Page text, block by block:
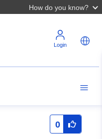
How do you know?
Login
0